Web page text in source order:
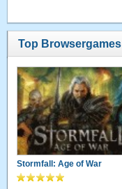
Top Browsergames
Stormfall: Age of War